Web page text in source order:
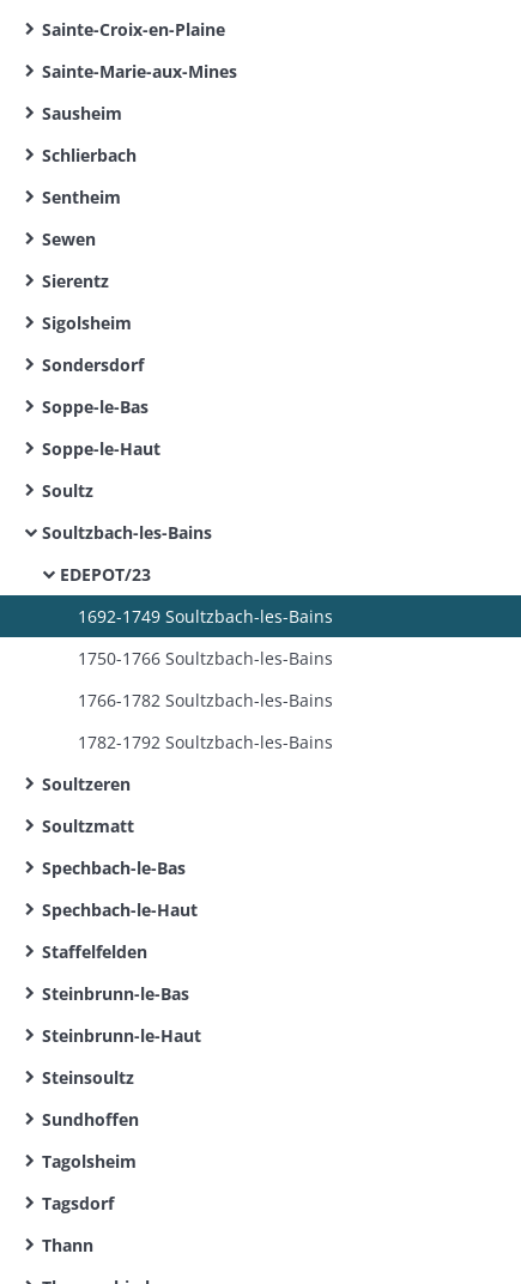
Sainte-Croix-en-Plaine
Sainte-Marie-aux-Mines
Sausheim
Schlierbach
Sentheim
Sewen
Sierentz
Sigolsheim
Sondersdorf
Soppe-le-Bas
Soppe-le-Haut
Soultz
Soultzbach-les-Bains
EDEPOT/23
1692-1749 Soultzbach-les-Bains
1750-1766 Soultzbach-les-Bains
1766-1782 Soultzbach-les-Bains
1782-1792 Soultzbach-les-Bains
Soultzeren
Soultzmatt
Spechbach-le-Bas
Spechbach-le-Haut
Staffelfelden
Steinbrunn-le-Bas
Steinbrunn-le-Haut
Steinsoultz
Sundhoffen
Tagolsheim
Tagsdorf
Thann